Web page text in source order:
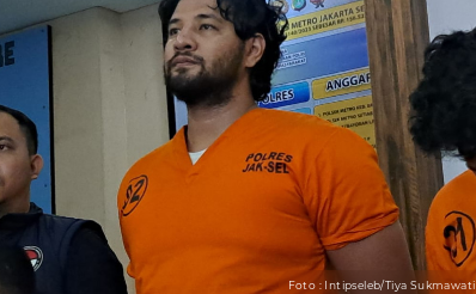
Foto : Intipseleb/Tiya Sukmawati